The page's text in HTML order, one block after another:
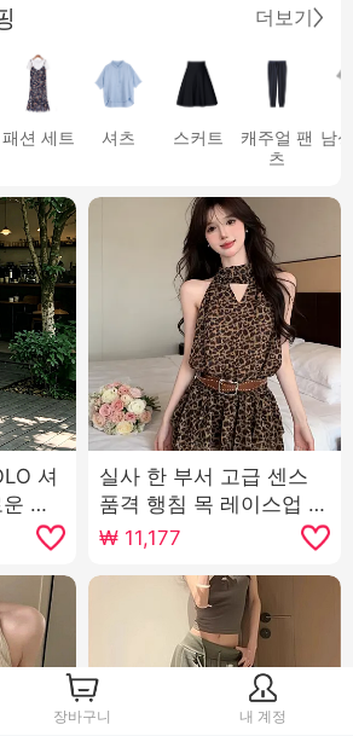
더보기
패션 세트 셔츠 스커트
캐주얼 팬
츠
남
셔
한
이드
잘 생
트
실사 한 부서 고급 센스
품격 행침 목 레이스업 섹
시함 홀로우 아웃 디자인
센스 허리 수축 민소매 미
니 스커트
₩ 11,177
장바구니 내 계정